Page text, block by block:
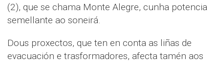
(2), que se chama Monte Alegre, cunha potencia
semellante ao soneirá.
Dous proxectos, que ten en conta as liñas de
evacuación e trasformadores, afecta tamén aos